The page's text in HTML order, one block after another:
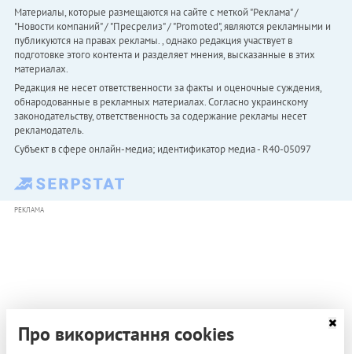
Материалы, которые размещаются на сайте с меткой "Реклама" /
"Новости компаний" / "Пресрелиз" / "Promoted", являются рекламными и
публикуются на правах рекламы. , однако редакция участвует в
подготовке этого контента и разделяет мнения, высказанные в этих
материалах.
Редакция не несет ответственности за факты и оценочные суждения,
обнародованные в рекламных материалах. Согласно украинскому
законодательству, ответственность за содержание рекламы несет
рекламодатель.
Субъект в сфере онлайн-медиа; идентификатор медиа - R40-05097
РЕКЛАМА
Про використання cookies